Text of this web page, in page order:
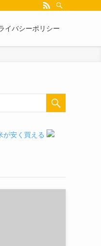
イバシーポリシー
が安く買える